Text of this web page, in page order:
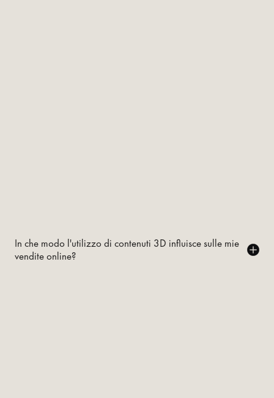
In che modo l'utilizzo di contenuti 3D influisce sulle mie
vendite online?